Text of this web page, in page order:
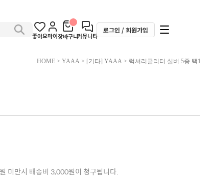
좋아요마이장바구니커뮤니티
로그인 / 회원가입
HOME> YAAA> [기타] YAAA> 럭셔리글리터 실버 5종 택1
미만시 배송비 3,000원이 청구됩니다.